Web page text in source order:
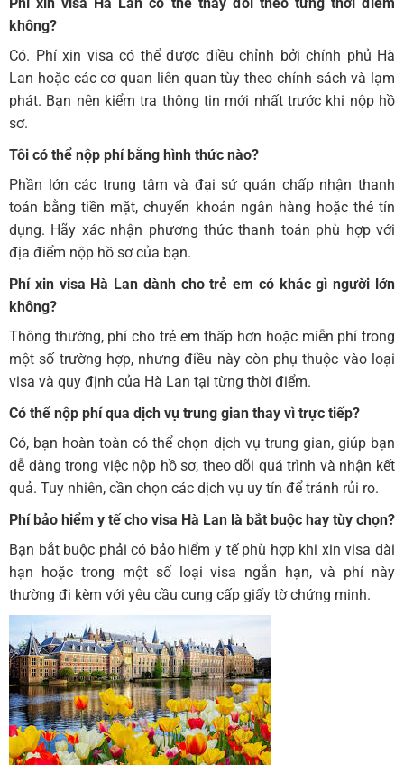
không?
Có. Phí xin visa có thể được điều chỉnh bởi chính phủ Hà
Lan hoặc các cơ quan liên quan tùy theo chính sách và lạm
phát. Bạn nên kiểm tra thông tin mới nhất trước khi nộp hồ
sơ.
Tôi có thể nộp phí bằng hình thức nào?
Phần lớn các trung tâm và đại sứ quán chấp nhận thanh
toán bằng tiền mặt, chuyển khoản ngân hàng hoặc thẻ tín
dụng. Hãy xác nhận phương thức thanh toán phù hợp với
địa điểm nộp hồ sơ của bạn.
Phí xin visa Hà Lan dành cho trẻ em có khác gì người lớn
không?
Thông thường, phí cho trẻ em thấp hơn hoặc miễn phí trong
một số trường hợp, nhưng điều này còn phụ thuộc vào loại
visa và quy định của Hà Lan tại từng thời điểm.
Có thể nộp phí qua dịch vụ trung gian thay vì trực tiếp?
Có, bạn hoàn toàn có thể chọn dịch vụ trung gian, giúp bạn
dễ dàng trong việc nộp hồ sơ, theo dõi quá trình và nhận kết
quả. Tuy nhiên, cần chọn các dịch vụ uy tín để tránh rủi ro.
Phí bảo hiểm y tế cho visa Hà Lan là bắt buộc hay tùy chọn?
Bạn bắt buộc phải có bảo hiểm y tế phù hợp khi xin visa dài
hạn hoặc trong một số loại visa ngắn hạn, và phí này
thường đi kèm với yêu cầu cung cấp giấy tờ chứng minh.